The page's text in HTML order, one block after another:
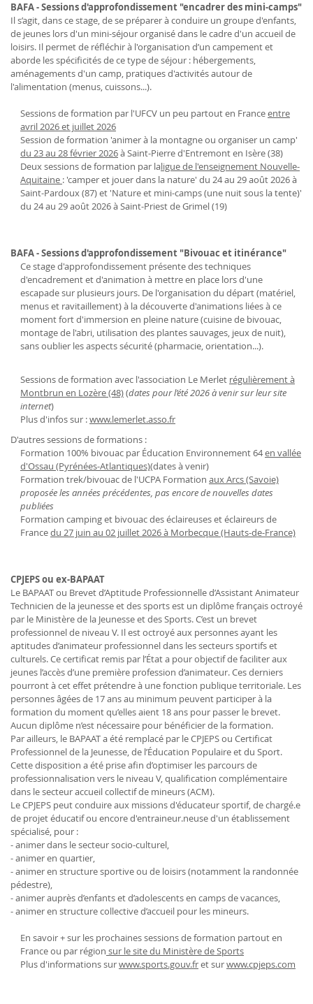
BAFA - Sessions d'approfondissement "encadrer des mini-camps"
Il s’agit, dans ce stage, de se préparer à conduire un groupe d'enfants,
de jeunes lors d'un mini-séjour organisé dans le cadre d'un accueil de
loisirs. Il permet de réfléchir à l'organisation d’un campement et
aborde les spécificités de ce type de séjour : hébergements,
aménagements d'un camp, pratiques d'activités autour de
l'alimentation (menus, cuissons...).
Sessions de formation par l'UFCV un peu partout en Franceentre
avril 2026 et juillet 2026
Session de formation 'animer à la montagne ou organiser un camp'
du 23 au 28 février 2026à Saint-Pierre d'Entremont en Isère (38)
Deux sessions de formation par laligue de l'enseignement Nouvelle-
Aquitaine : 'camper et jouer dans la nature' du 24 au 29 août 2026 à
Saint-Pardoux (87) et 'Nature et mini-camps (une nuit sous la tente)'
du 24 au 29 août 2026 à Saint-Priest de Grimel (19)
BAFA - Sessions d'approfondissement "Bivouac et itinérance"
Ce stage d'approfondissement présente des techniques
d'encadrement et d'animation à mettre en place lors d'une
escapade sur plusieurs jours. De l'organisation du départ (matériel,
menus et ravitaillement) à la découverte d'animations liées à ce
moment fort d'immersion en pleine nature (cuisine de bivouac,
montage de l'abri, utilisation des plantes sauvages, jeux de nuit),
sans oublier les aspects sécurité (pharmacie, orientation...).
Sessions de formation avec l'association Le Merlet régulièrement à
Montbrun en Lozère (48)(dates pour l’été 2026 à venir sur leur site
internet)
Plus d'infos sur :www.lemerlet.asso.fr
D'autres sessions de formations :
Formation 100% bivouac par Éducation Environnement 64en vallée
d'Ossau (Pyrénées-Atlantiques)(dates à venir)
Formation trek/bivouac de l'UCPA Formation aux Arcs (Savoie)
proposée les années précédentes, pas encore de nouvelles dates
publiées
Formation camping et bivouac des éclaireuses et éclaireurs de
Francedu 27 juin au 02 juillet 2026 à Morbecque (Hauts-de-France)
CPJEPS ou ex-BAPAAT
Le BAPAAT ou Brevet d’Aptitude Professionnelle d’Assistant Animateur
Technicien de la jeunesse et des sports est un diplôme français octroyé
par le Ministère de la Jeunesse et des Sports. C’est un brevet
professionnel de niveau V. Il est octroyé aux personnes ayant les
aptitudes d’animateur professionnel dans les secteurs sportifs et
culturels. Ce certificat remis par l’État a pour objectif de faciliter aux
jeunes l’accès d’une première profession d’animateur. Ces derniers
pourront à cet effet prétendre à une fonction publique territoriale. Les
personnes âgées de 17 ans au minimum peuvent participer à la
formation du moment qu’elles aient 18 ans pour passer le brevet.
Aucun diplôme n’est nécessaire pour bénéficier de la formation.
Par ailleurs, le BAPAAT a été remplacé par le CPJEPS ou Certificat
Professionnel de la Jeunesse, de l’Éducation Populaire et du Sport.
Cette disposition a été prise afin d’optimiser les parcours de
professionnalisation vers le niveau V, qualification complémentaire
dans le secteur accueil collectif de mineurs (ACM).
Le CPJEPS peut conduire aux missions d'éducateur sportif, de chargé.e
de projet éducatif ou encore d'entraineur.neuse d'un établissement
spécialisé, pour :
- animer dans le secteur socio-culturel,
- animer en quartier,
- animer en structure sportive ou de loisirs (notamment la randonnée
pédestre),
- animer auprès d’enfants et d’adolescents en camps de vacances,
- animer en structure collective d’accueil pour les mineurs.
En savoir + sur les prochaines sessions de formation partout en
France ou par région sur le site du Ministère de Sports
Plus d'informations surwww.sports.gouv.fret surwww.cpjeps.com